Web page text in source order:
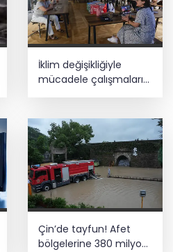
İklim değişikliğiyle
mücadele çalışmaları
Çin’de tayfun! Afet
bölgelerine 380 milyon